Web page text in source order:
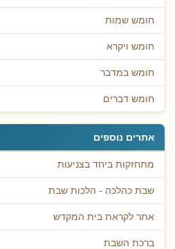
חומש שמות
חומש ויקרא
חומש במדבר
חומש דברים
אתרים נוספים
מתחזקות ביחד בצניעות
שבת כהלכה - הלכות שבת
אתר לקראת בית המקדש
ברכת השבת